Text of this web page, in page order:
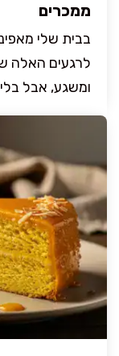
ממכרים
בבית שלי
לרגעים האלה
ומשגע, אבל